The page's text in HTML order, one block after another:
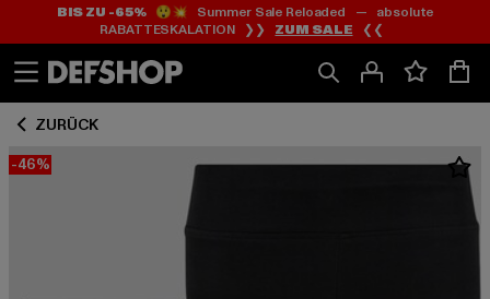
Zum
Inhalt
springen
Zum
Fußzeile
springen
BIS ZU -65%😲💥 Summer Sale Reloaded — absolute
RABATTESKALATION ❯❯ ZUM SALE ❮❮
ZURÜCK
-46%